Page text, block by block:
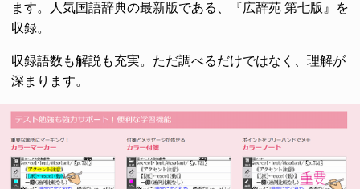
ます。人気国語辞典の最新版である、『広辞苑 第七版』を
収録。
収録語数も解説も充実。ただ調べるだけではなく、理解が
深まります。